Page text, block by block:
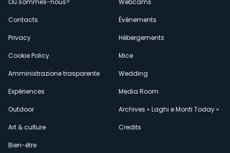
secondario
Où sommes-nous?
Contacts
Privacy
Cookie Policy
Amministrazione trasparente
Expériences
Outdoor
Art & culture
Bien-être
Webcams
Événements
Hébergements
Mice
Wedding
Media Room
Archives « Laghi e Monti Today »
Credits